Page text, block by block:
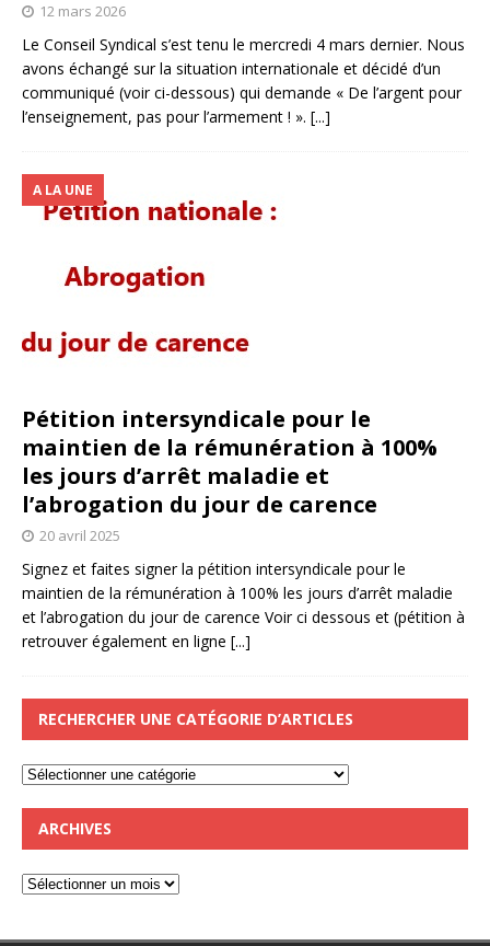
12 mars 2026
Le Conseil Syndical s’est tenu le mercredi 4 mars dernier. Nous
avons échangé sur la situation internationale et décidé d’un
communiqué (voir ci-dessous) qui demande « De l’argent pour
l’enseignement, pas pour l’armement ! ». [...]
Pétition intersyndicale pour le
maintien de la rémunération à 100%
les jours d’arrêt maladie et
l’abrogation du jour de carence
A LA UNE
20 avril 2025
Signez et faites signer la pétition intersyndicale pour le
maintien de la rémunération à 100% les jours d’arrêt maladie
et l’abrogation du jour de carence Voir ci dessous et (pétition à
retrouver également en ligne [...]
RECHERCHER UNE CATÉGORIE D’ARTICLES
ARCHIVES